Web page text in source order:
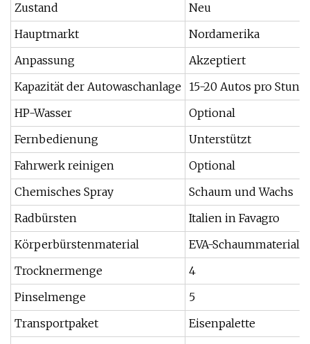
Zustand
Neu
Hauptmarkt
Nordamerika
Anpassung
Akzeptiert
Kapazität der Autowaschanlage 15-20 Autos pro
HP-Wasser
Optional
Fernbedienung
Unterstützt
Fahrwerk reinigen
Optional
Chemisches Spray
Schaum und Wachs
Radbürsten
Italien in Favagro
Körperbürstenmaterial
EVA-Schaummaterial
Trocknermenge
4
Pinselmenge
5
Transportpaket
Eisenpalette